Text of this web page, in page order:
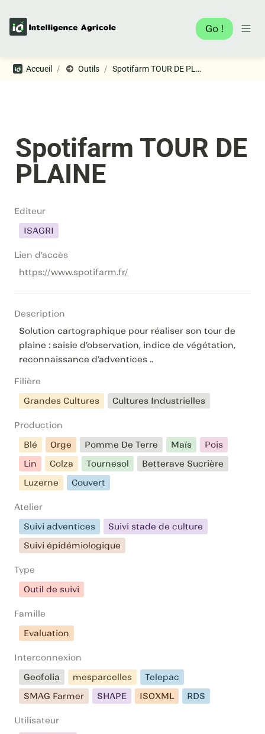
Go !
Accueil / Outils / Spotifarm TOUR DE PLAINE
Spotifarm TOUR DE
PLAINE
Editeur
ISAGRI
Lien d'accès
https://www.spotifarm.fr/
Description
Solution cartographique pour réaliser son tour de
plaine : saisie d’observation, indice de végétation,
reconnaissance d’adventices ..
Filière
Grandes Cultures
Cultures Industrielles
Production
Blé
Orge Pomme De Terre Maïs
Pois
Lin
Colza Tournesol
Betterave Sucrière
Luzerne
Couvert
Atelier
Suivi adventices
Suivi stade de culture
Suivi épidémiologique
Type
Outil de suivi
Famille
Evaluation
Interconnexion
Geofolia
mesparcelles
Telepac
SMAG Farmer
SHAPE ISOXML RDS
Utilisateur